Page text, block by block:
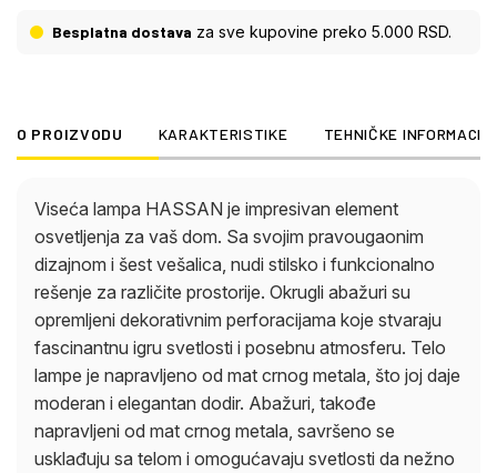
svom pravougaonom dizajnu, viseća lampa
ova viseća lampa uspešno kombinuje
Besplatna dostava za sve kupovine preko 5.000 RSD.
O PROIZVODU KARAKTERISTIKE TEHNIČKE
Viseća lampa HASSAN je impresivan element
osvetljenja za vaš dom. Sa svojim pravougaonim
dizajnom i šest vešalica, nudi stilsko i funkcionalno
rešenje za različite prostorije. Okrugli abažuri su
opremljeni dekorativnim perforacijama koje stvaraju
fascinantnu igru svetlosti i posebnu atmosferu. Telo
lampe je napravljeno od mat crnog metala, što joj daje
moderan i elegantan dodir. Abažuri, takođe
napravljeni od mat crnog metala, savršeno se
usklađuju sa telom i omogućavaju svetlosti da nežno